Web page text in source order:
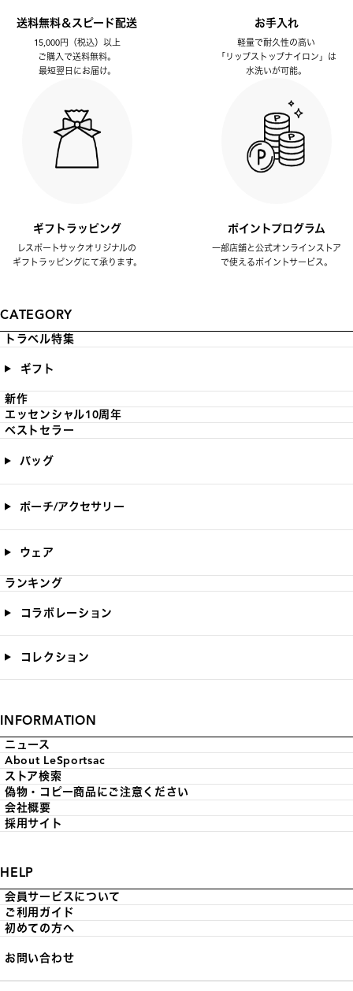
送料無料＆スピード配送
15,000円（税込）以上
ご購入で送料無料。
最短翌日にお届け。
お手入れ
軽量で耐久性の高い
「リップストップナイロン」は
水洗いが可能。
ギフトラッピング
レスポートサックオリジナルの
ギフトラッピングにて承ります。
ポイントプログラム
一部店舗と公式オンラインストア
で使えるポイントサービス。
CATEGORY
トラベル特集
ギフト
新作
エッセンシャル10周年
ベストセラー
バッグ
ポーチ/アクセサリー
ウェア
ランキング
コラボレーション
コレクション
INFORMATION
ニュース
About LeSportsac
ストア検索
偽物・コピー商品にご注意ください
会社概要
採用サイト
HELP
会員サービスについて
ご利用ガイド
初めての方へ
お問い合わせ